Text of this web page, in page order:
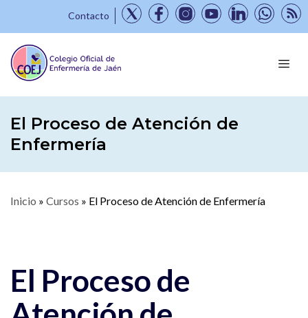
Contacto
El Proceso de Atención de
Enfermería
Inicio » Cursos » El Proceso de Atención de Enfermería
El Proceso de